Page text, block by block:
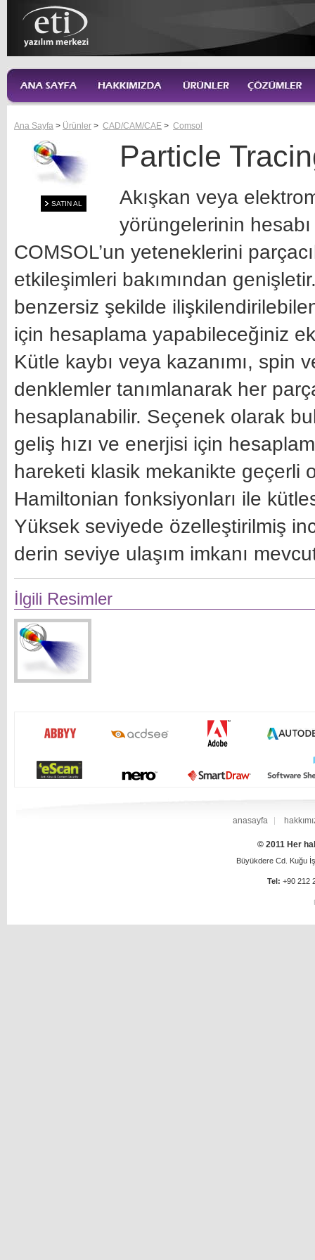
Ana Sayfa > Ürünler > CAD/CAM/CAE > Comsol
SATIN AL
Particle
Akışkan veya
yörüngelerinin
COMSOL’un yeteneklerini
etkileşimleri bakımından
benzersiz şekilde
için hesaplama yapabileceğiniz
Kütle kaybı veya kazanımı,
denklemler tanımlanarak her
hesaplanabilir. Seçenek olarak
geliş hızı ve enerjisi için
hareketi klasik mekanikte geçerli
Hamiltonian fonksiyonları ile
Yüksek seviyede özelleştirilmiş
derin seviye ulaşım imkanı
İlgili Resimler
anasayfa
© 2011 Her
Büyükdere Cd. Kuğu
Tel: +90 212